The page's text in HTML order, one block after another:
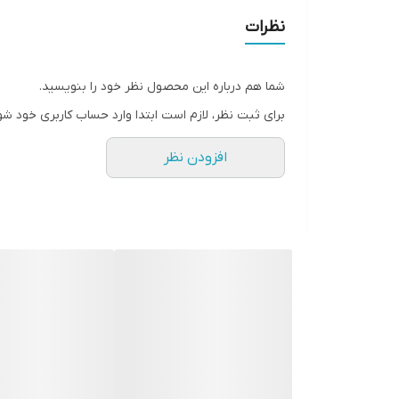
نظرات
شما هم درباره این محصول نظر خود را بنویسید.
برای ثبت نظر، لازم است ابتدا وارد حساب کاربری خود
افزودن نظر